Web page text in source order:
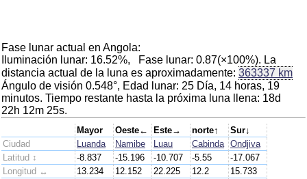
Fase lunar actual en Angola:
Iluminación lunar: 16.52%, Fase lunar: 0.87(×100%). La
distancia actual de la luna es aproximadamente: 363337 km
Ángulo de visión 0.548°, Edad lunar: 25 Día, 14 horas, 19
minutos. Tiempo restante hasta la próxima luna llena: 18d
22h 12m 25s.
Mayor Oeste← Este→ norte↑
Sur↓
Ciudad
Luanda Namibe Luau Cabinda Ondjiva
Latitud ↕
-8.837 -15.196 -10.707 -5.55
-17.067
Longitud ↔
13.234 12.152 22.225 12.2
15.733